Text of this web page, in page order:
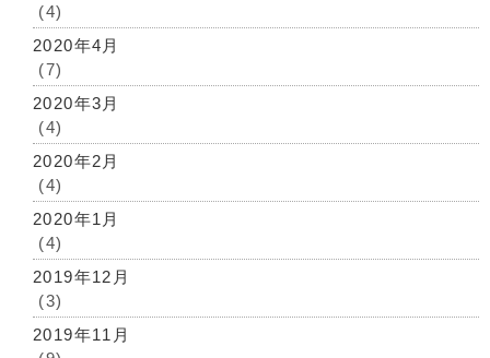
(4)
2020年4月
(7)
2020年3月
(4)
2020年2月
(4)
2020年1月
(4)
2019年12月
(3)
2019年11月